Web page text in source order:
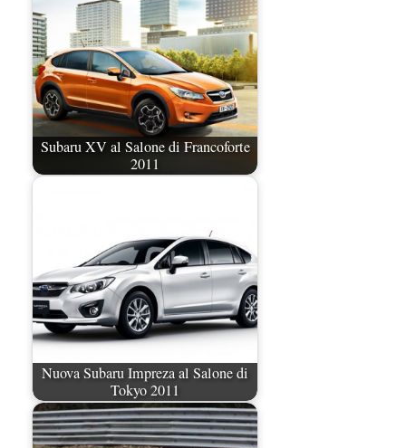
Subaru XV al Salone di Francoforte
2011
Nuova Subaru Impreza al Salone di
Tokyo 2011